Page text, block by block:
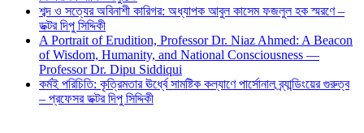
শব্দ ও সত্যের অবিনাশী কারিগর: অধ্যাপক আবুল কাসেম ফজলুল হক স্মরণে –
ডক্টর দিপু সিদ্দিকী
A Portrait of Erudition, Professor Dr. Niaz Ahmed: A Beacon
of Wisdom, Humanity, and National Consciousness —
Professor Dr. Dipu Siddiqui
কর্মই পরিচিতি: কৃত্রিমতার ঊর্ধ্বে সামষ্টিক কল্যাণে পার্সোনাল ব্র্যান্ডিংয়ের গুরুত্ব
– প্রফেসর ডক্টর দিপু সিদ্দিকী